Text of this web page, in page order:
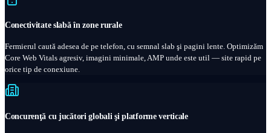
Conectivitate slabă în zone rurale
Fermierul caută adesea de pe telefon, cu semnal slab şi pagini lente. Optimizăm
Core Web Vitals agresiv, imagini minimale, AMP unde este util — site rapid pe
orice tip de conexiune.
Concurenţă cu jucători globali şi platforme verticale